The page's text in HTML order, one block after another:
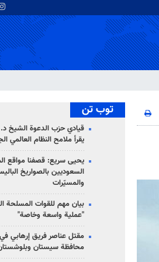
توب تن
قيادي حزب الدعوة الشيخ
يقرأ ملامح النظام العالمي
يحيى سريع: قصفنا مواقع
السعوديين بالصواريخ
والمسيّرات
بيان مهم للقوات المسلحة
"عملية واسعة وخاصة"
مقتل عناصر فريق إرهابي
محافظة سيستان